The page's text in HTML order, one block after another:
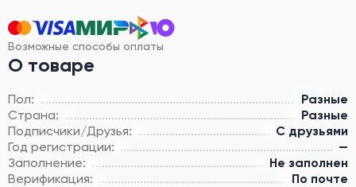
Возможные способы оплаты
О товаре
Пол:
Разные
Страна:
Разные
Подписчики/Друзья:
С друзьями
Год регистрации:
—
Заполнение:
Не заполнен
Верификация:
По почте